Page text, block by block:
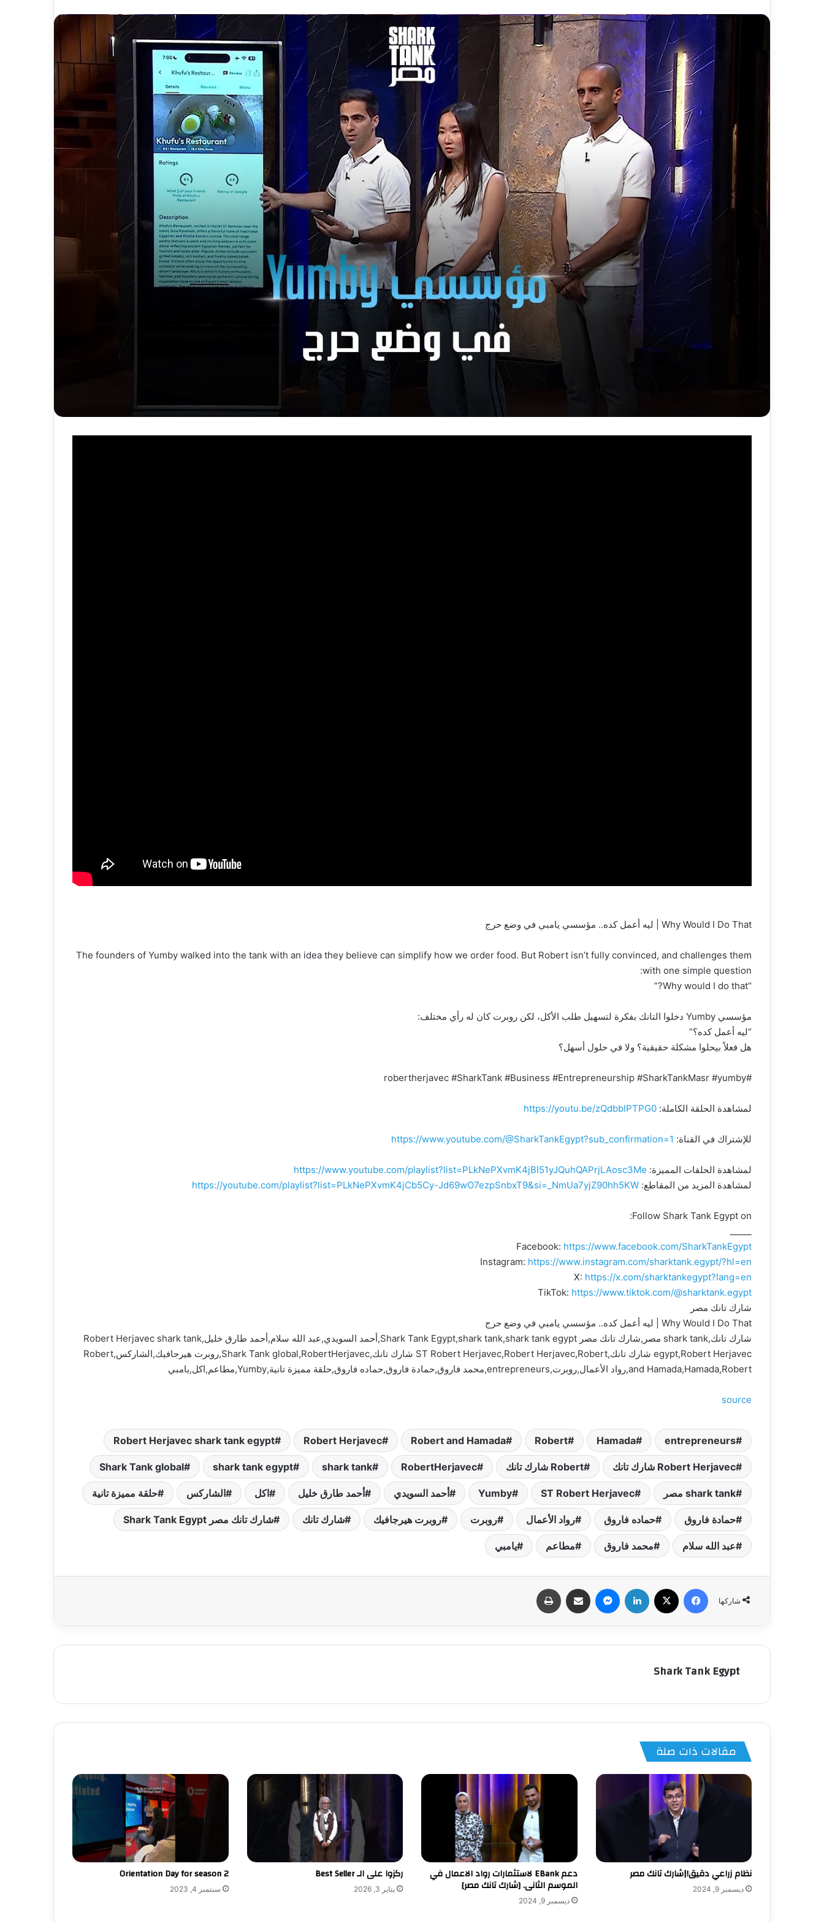
Why Would I Do That | ليه أعمل كده.. مؤسسي يامبي في وضع حرج
The founders of Yumby walked into the tank with an idea they believe can simplify how we order food. But Robert isn’t fully convinced, and challenges them
with one simple question:
“Why would I do that?”
مؤسسي Yumby دخلوا التانك بفكرة لتسهيل طلب الأكل، لكن روبرت كان له رأي مختلف:
“ليه أعمل كده؟”
هل فعلاً بيحلوا مشكلة حقيقية؟ ولا في حلول أسهل؟
#robertherjavec #SharkTank #Business #Entrepreneurship #SharkTankMasr #yumby
لمشاهدة الحلقة الكاملة: https://youtu.be/zQdbbIPTPG0
للإشتراك في القناة: https://www.youtube.com/@SharkTankEgypt?sub_confirmation=1
لمشاهدة الحلقات المميزة: https://www.youtube.com/playlist?list=PLkNePXvmK4jBI51yJQuhQAPrjLAosc3Me
لمشاهدة المزيد من المقاطع: https://youtube.com/playlist?list=PLkNePXvmK4jCb5Cy-Jd69wO7ezpSnbxT9&si=_NmUa7yjZ90hh5KW
Follow Shark Tank Egypt on:
Facebook: https://www.facebook.com/SharkTankEgypt
Instagram: https://www.instagram.com/sharktank.egypt/?hl=en
X: https://x.com/sharktankegypt?lang=en
TikTok: https://www.tiktok.com/@sharktank.egypt
شارك تانك مصر
Why Would I Do That | ليه أعمل كده.. مؤسسي يامبي في وضع حرج
شارك تانك,shark tank مصر,شارك تانك مصر Shark Tank Egypt,shark tank,shark tank egypt,أحمد السويدي,عبد الله سلام,أحمد طارق خليل,Robert Herjavec shark tank
egypt,Robert Herjavec شارك تانك,ST Robert Herjavec,Robert Herjavec,Robert شارك تانك,Shark Tank global,RobertHerjavec,روبرت هيرجافيك,الشاركس,Robert
and Hamada,Hamada,Robert,رواد الأعمال,روبرت,entrepreneurs,محمد فاروق,حمادة فاروق,حماده فاروق,حلقة مميزة تانية,Yumby,مطاعم,اكل,يامبي
source
entrepreneurs
Hamada
Robert
Robert and Hamada
Robert Herjavec
Robert Herjavec shark tank egypt
Robert Herjavec شارك تانك Robert شارك تانك RobertHerjavec
shark tank
shark tank egypt
Shark Tank global
shark tank مصر ST Robert Herjavec
Yumby أحمد السويدي أحمد طارق خليل اكل الشاركس حلقة مميزة تانية
حمادة فاروق حماده فاروق رواد الأعمال روبرت روبرت هيرجافيك شارك تانك شارك تانك مصر Shark Tank Egypt
عبد الله سلام محمد فاروق مطاعم يامبي
شاركها
فيسبوك لينكدإن ماسنجر مشاركة عبر البريد
Shark Tank Egypt
مقالات ذات صلة
نظام زراعي دقيق!|شارك تانك مصر
ديسمبر 9, 2024
دعم EBank لاستثمارات رواد الاعمال في
الموسم الثانى. [شارك تانك مصر]
ديسمبر 9, 2024
ركزوا على الـ Best Seller
يناير 3, 2026
Orientation Day for season 2
سبتمبر 4, 2023